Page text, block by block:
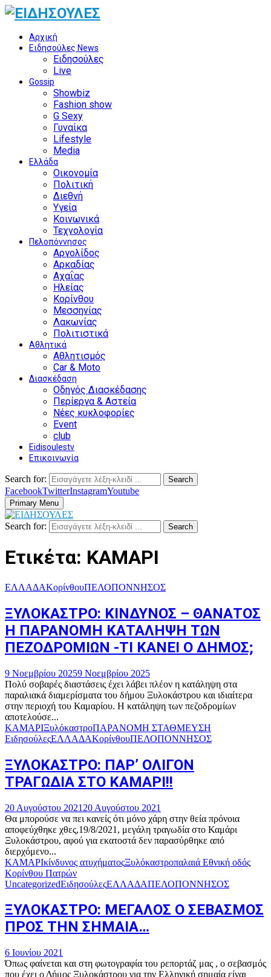
Αρχική
Ειδησούλες News
Ειδησούλες
Live
Gossip
Showbiz
Fashion show
G Sexy
Γυναίκα
Lifestyle
Media
Ελλάδα
Οικονομία
Πολιτική
Διεθνή
Υγεία
Κοινωνικά
Τεχνολογία
Πελοπόννησος
Αργολίδος
Αρκαδίας
Αχαΐας
Ηλείας
Κορίνθου
Μεσσηνίας
Λακωνίας
Πολιτιστικά
Αθλητικά
Αθλητισμός
Car & Moto
Διασκέδαση
Οδηγός Διασκέδασης
Περίεργα & Αστεία
Νέες κυκλοφορίες
Event
club
Eidisoulestv
Επικοινωνία
Search for: Search
FacebookTwitterInstagramYoutube
Primary Menu
Search for: Search
Ετικέτα: ΚΑΜΑΡΙ
ΕΛΛΑΔΑΚορίνθουΠΕΛΟΠΟΝΝΗΣΟΣ
ΞΥΛΟΚΑΣΤΡΟ: ΚΙΝΔΥΝΟΣ – ΘΑΝΑΤΟΣ
Η ΠΑΡΑΝΟΜΗ ΚΑΤΑΛΗΨΗ ΤΩΝ
ΠΕΖΟΔΡΟΜΙΩΝ -ΤΙ ΚΑΝΕΙ Ο ΔΗΜΟΣ;
9 Νοεμβρίου 20259 Νοεμβρίου 2025
Πολύ σοβαρές διαστάσεις έχει λάβει πλέον η κατάληψη στα
παραλιακά διαμερίσματα του δήμου Ξυλοκάστρου και ιδιαίτερα
στην περιοχή του Καμαρίου. Η κατάληψη των πεζοδρομίων
αποτελούσε...
ΚΑΜΑΡΙΞυλόκαστροΠΑΡΑΝΟΜΗ ΣΤΑΘΜΕΥΣΗ
ΕιδησούλεςΕΛΛΑΔΑΚορίνθουΠΕΛΟΠΟΝΝΗΣΟΣ
ΞΥΛΟΚΑΣΤΡΟ: ΠΑΡ’ ΟΛΙΓΟΝ
ΤΡΑΓΩΔΙΑ ΣΤΟ ΚΑΜΑΡΙ!!
20 Αυγούστου 2021 20 Αυγούστου 2021
Θα μπορούσε να πει κανείς ότι μόνο χάρη στην θεία πρόνοια
αποφεύχθηκε χθες,19/8/2021, μεγάλη τραγωδία στο Καμάρι
Ξυλοκάστρου, αφού για εκατοστά δεν παρασύρθηκε από
διερχόμενο...
ΚΑΜΑΡΙκίνδυνος ατυχήματοςΞυλόκαστροπαλαιά Εθνική οδός
Κορίνθου Πατρών
UncategorizedΕιδησούλεςΕΛΛΑΔΑΠΕΛΟΠΟΝΝΗΣΟΣ
ΞΥΛΟΚΑΣΤΡΟ: ΜΕΓΑΛΟΣ Ο ΣΕΒΑΣΜΟΣ
ΠΡΟΣ ΤΗΝ ΣΗΜΑΙΑ…
6 Ιουνίου 2021
Όπως φαίνεται και στη φωτογραφία του ρεπορτάζ μας , ο σεβασμός
που έχει ο Δήμος Ξυλοκάστρου για την Ελληνική σημαία είναι